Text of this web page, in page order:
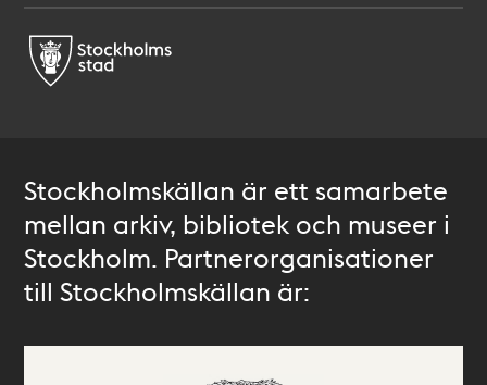
Stockholmskällan är ett samarbete
mellan arkiv, bibliotek och museer i
Stockholm. Partnerorganisationer
till Stockholmskällan är: